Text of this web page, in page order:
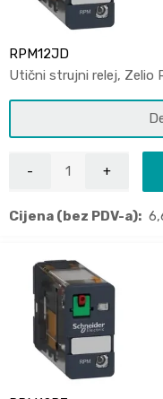
RPM12JD
Utični strujni relej, Zelio
Cijena (bez PDV-a):